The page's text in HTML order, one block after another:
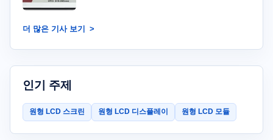
더 많은 기사 보기
인기 주제
원형 LCD 스크린 원형 LCD 디스플레이 원형 LCD 모듈